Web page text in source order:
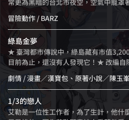
的市民因此被奪去了性命；這次，一直
T.A.E.（大台北精怪調查小組），面對
獅甲冑裝備者的失聯，也顯得束手無策
說的打工族主角-鄭士豪，在無意間捲入
戰，驚慌逃命的他會做出什麼決定呢！
冒險動作 / BARZ
綠島金夢
★ 臺灣都市傳說中，綠島藏有市值
目前為止，還沒有人發現它！★ 改編自
家漢寶包，漫畫茁劇場系列壓軸力作！
盡屍骸、重刑犯、濱海洞穴裡的黃金山
綠島目擊黃金……槍擊要犯阿賢逃亡過
作電話——為了走避黑白兩道的追殺，阿
妻檔、生意虧損的飯店老闆，以及更生
劇情 / 漫畫／漢寶包、原著小說／陳玉
1/3的戀人
艾勒是一位性工作者，為了生計，他什